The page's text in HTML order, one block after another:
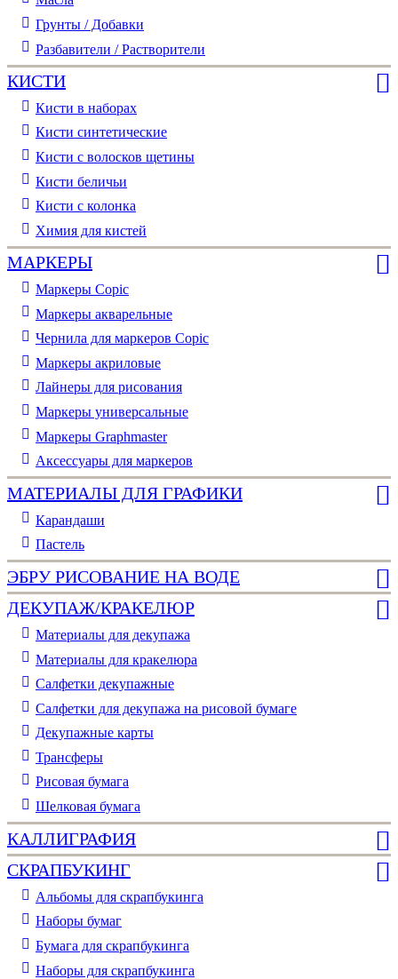
Грунты / Добавки
Разбавители / Растворители
КИСТИ
Кисти в наборах
Кисти синтетические
Кисти с волосков щетины
Кисти беличьи
Кисти с колонка
Химия для кистей
МАРКЕРЫ
Маркеры Copic
Маркеры акварельные
Чернила для маркеров Copic
Маркеры акриловые
Лайнеры для рисования
Маркеры универсальные
Маркеры Graphmaster
Аксессуары для маркеров
МАТЕРИАЛЫ ДЛЯ ГРАФИКИ
Карандаши
Пастель
ЭБРУ РИСОВАНИЕ НА ВОДЕ
ДЕКУПАЖ/КРАКЕЛЮР
Материалы для декупажа
Материалы для кракелюра
Cалфетки декупажные
Салфетки для декупажа на рисовой бумаге
Декупажные карты
Трансферы
Рисовая бумага
Шелковая бумага
КАЛЛИГРАФИЯ
СКРАПБУКИНГ
Альбомы для скрапбукинга
Наборы бумаг
Бумага для скрапбукинга
Наборы для скрапбукинга